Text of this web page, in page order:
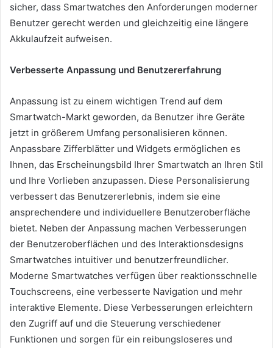
sicher, dass Smartwatches den Anforderungen moderner
Benutzer gerecht werden und gleichzeitig eine längere
Akkulaufzeit aufweisen.
Verbesserte Anpassung und Benutzererfahrung
Anpassung ist zu einem wichtigen Trend auf dem
Smartwatch-Markt geworden, da Benutzer ihre Geräte
jetzt in größerem Umfang personalisieren können.
Anpassbare Zifferblätter und Widgets ermöglichen es
Ihnen, das Erscheinungsbild Ihrer Smartwatch an Ihren Stil
und Ihre Vorlieben anzupassen. Diese Personalisierung
verbessert das Benutzererlebnis, indem sie eine
ansprechendere und individuellere Benutzeroberfläche
bietet. Neben der Anpassung machen Verbesserungen
der Benutzeroberflächen und des Interaktionsdesigns
Smartwatches intuitiver und benutzerfreundlicher.
Moderne Smartwatches verfügen über reaktionsschnelle
Touchscreens, eine verbesserte Navigation und mehr
interaktive Elemente. Diese Verbesserungen erleichtern
den Zugriff auf und die Steuerung verschiedener
Funktionen und sorgen für ein reibungsloseres und